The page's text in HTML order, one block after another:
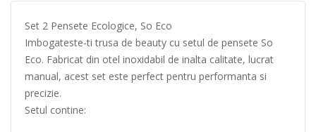
Set 2 Pensete Ecologice, So Eco
Imbogateste-ti trusa de beauty cu setul de pensete So
Eco. Fabricat din otel inoxidabil de inalta calitate, lucrat
manual, acest set este perfect pentru performanta si
precizie.
Setul contine: